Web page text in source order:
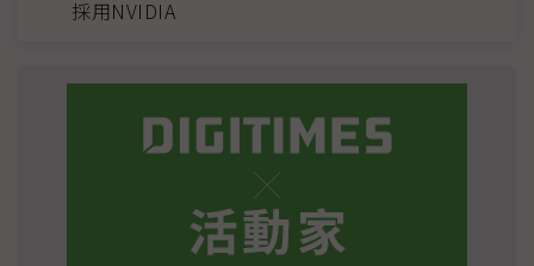
採用NVIDIA